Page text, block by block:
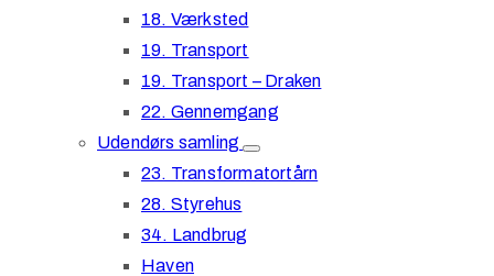
18. Værksted
19. Transport
19. Transport – Draken
22. Gennemgang
Udendørs samling
23. Transformatortårn
28. Styrehus
34. Landbrug
Haven